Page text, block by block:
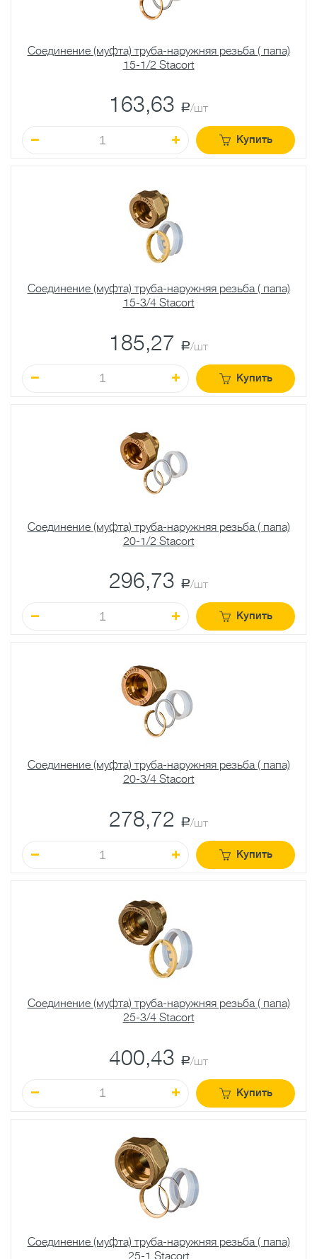
Соединение (муфта) труба-наружняя резьба ( папа)
15-1/2 Stacort
163,63 a/шт
Купить
Соединение (муфта) труба-наружняя резьба ( папа)
15-3/4 Stacort
185,27 a/шт
Купить
Соединение (муфта) труба-наружняя резьба ( папа)
20-1/2 Stacort
296,73 a/шт
Купить
Соединение (муфта) труба-наружняя резьба ( папа)
20-3/4 Stacort
278,72 a/шт
Купить
Соединение (муфта) труба-наружняя резьба ( папа)
25-3/4 Stacort
400,43 a/шт
Купить
Соединение (муфта) труба-наружняя резьба ( папа)
25-1 Stacort